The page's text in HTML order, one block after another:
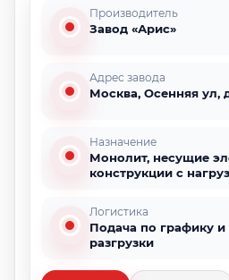
Производитель
Завод «Арис»
Адрес завода
Москва, Осенняя ул,
Назначение
Монолит, несущие
конструкции с
Логистика
Подача по графику и
разгрузки